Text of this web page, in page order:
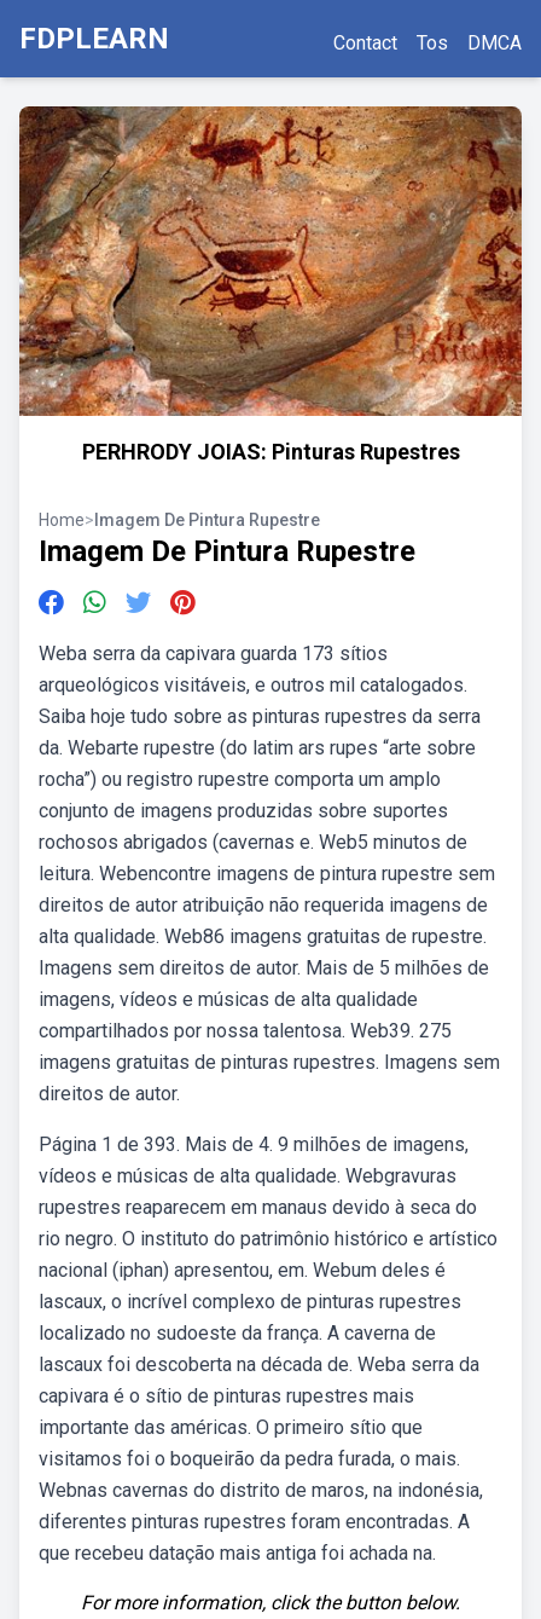
FDPLEARN Contact Tos DMCA
PERHRODY JOIAS: Pinturas Rupestres
Home> Imagem De Pintura Rupestre
Imagem De Pintura Rupestre
Weba serra da capivara guarda 173 sítios
arqueológicos visitáveis, e outros mil catalogados.
Saiba hoje tudo sobre as pinturas rupestres da serra
da. Webarte rupestre (do latim ars rupes “arte sobre
rocha”) ou registro rupestre comporta um amplo
conjunto de imagens produzidas sobre suportes
rochosos abrigados (cavernas e. Web5 minutos de
leitura. Webencontre imagens de pintura rupestre sem
direitos de autor atribuição não requerida imagens de
alta qualidade. Web86 imagens gratuitas de rupestre.
Imagens sem direitos de autor. Mais de 5 milhões de
imagens, vídeos e músicas de alta qualidade
compartilhados por nossa talentosa. Web39. 275
imagens gratuitas de pinturas rupestres. Imagens sem
direitos de autor.
Página 1 de 393. Mais de 4. 9 milhões de imagens,
vídeos e músicas de alta qualidade. Webgravuras
rupestres reaparecem em manaus devido à seca do
rio negro. O instituto do patrimônio histórico e artístico
nacional (iphan) apresentou, em. Webum deles é
lascaux, o incrível complexo de pinturas rupestres
localizado no sudoeste da frança. A caverna de
lascaux foi descoberta na década de. Weba serra da
capivara é o sítio de pinturas rupestres mais
importante das américas. O primeiro sítio que
visitamos foi o boqueirão da pedra furada, o mais.
Webnas cavernas do distrito de maros, na indonésia,
diferentes pinturas rupestres foram encontradas. A
que recebeu datação mais antiga foi achada na.
For more information, click the button below.